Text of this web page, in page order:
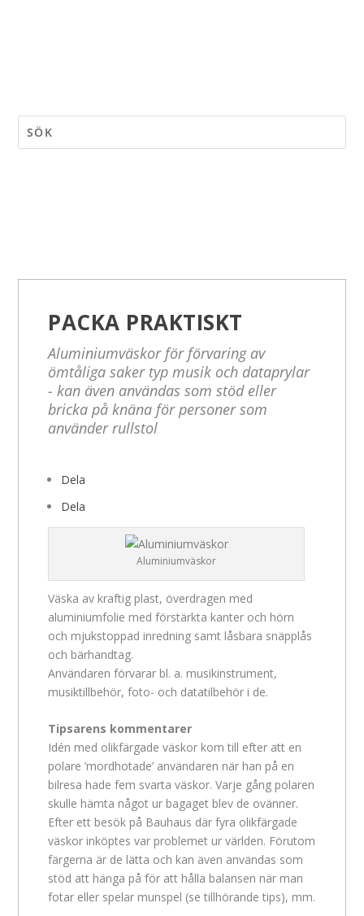
PACKA PRAKTISKT
Aluminiumväskor för förvaring av
ömtåliga saker typ musik och dataprylar
- kan även användas som stöd eller
bricka på knäna för personer som
använder rullstol
Dela
Dela
Aluminiumväskor
Väska av kraftig plast, överdragen med
aluminiumfolie med förstärkta kanter och hörn
och mjukstoppad inredning samt låsbara snäpplås
och bärhandtag.
Användaren förvarar bl. a. musikinstrument,
musiktillbehör, foto- och datatilbehör i de.
Tipsarens kommentarer
Idén med olikfärgade väskor kom till efter att en
polare ’mordhotade’ användaren när han på en
bilresa hade fem svarta väskor. Varje gång polaren
skulle hämta något ur bagaget blev de ovänner.
Efter ett besök på Bauhaus där fyra olikfärgade
väskor inköptes var problemet ur världen. Förutom
färgerna är de lätta och kan även användas som
stöd att hänga på för att hålla balansen när man
fotar eller spelar munspel (se tillhörande tips), mm.